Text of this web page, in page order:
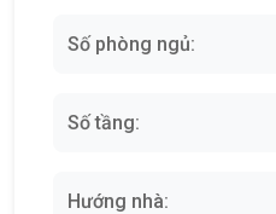
Số phòng ngủ:
Số tầng:
Hướng nhà: